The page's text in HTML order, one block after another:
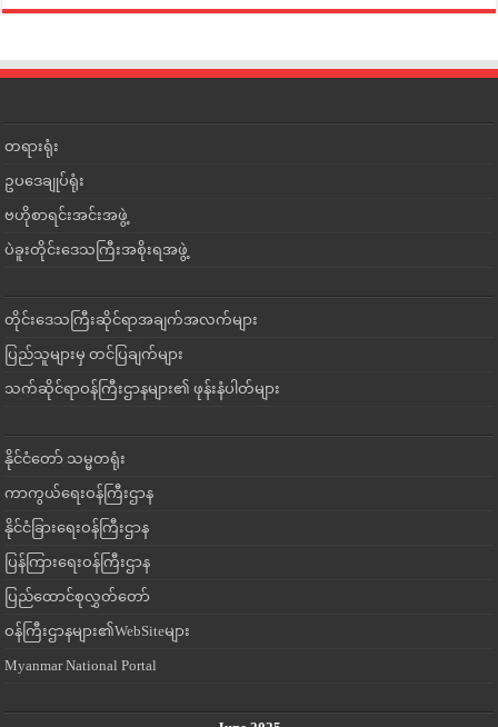
တရားရုံး
ဥပဒေချုပ်ရုံး
ဗဟိုစာရင်းအင်းအဖွဲ့
ပဲခူးတိုင်းဒေသကြီးအစိုးရအဖွဲ့
တိုင်းဒေသကြီးဆိုင်ရာအချက်အလက်များ
ပြည်သူများမှ တင်ပြချက်များ
သက်ဆိုင်ရာဝန်ကြီးဌာနများ၏ ဖုန်းနံပါတ်များ
နိုင်ငံတော် သမ္မတရုံး
ကာကွယ်ရေးဝန်ကြီးဌာန
နိုင်ငံခြားရေးဝန်ကြီးဌာန
ပြန်ကြားရေးဝန်ကြီးဌာန
ပြည်ထောင်စုလွှတ်တော်
ဝန်ကြီးဌာနများ၏WebSiteများ
Myanmar National Portal